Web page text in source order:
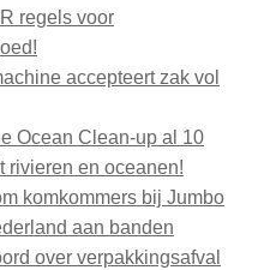
regels voor
accepteert zak vol
Ocean Clean-up al 10
rivieren en oceanen!
komkommers bij Jumbo
aan banden
over verpakkingsafval